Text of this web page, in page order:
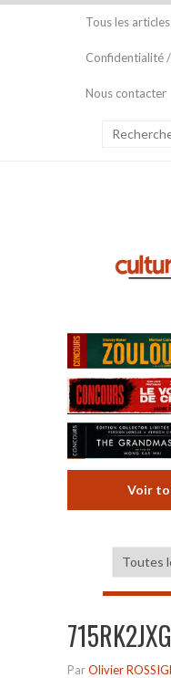
Tous les articles
Confidentialité
Nous contacter
Voir
ParOlivier